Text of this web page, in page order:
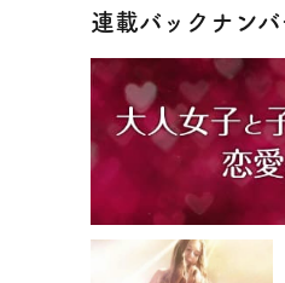
連載バックナンバ